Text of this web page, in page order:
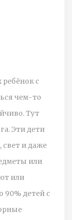
с
чем-то
Тут
Эти дети
свет и даже
или
или
90% детей с